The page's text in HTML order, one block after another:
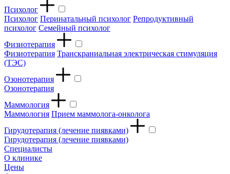
Психолог
Психолог Перинатальный психолог Репродуктивный
психолог Семейный психолог
Физиотерапия
Физиотерапия Транскраниальная электрическая стимуляция
(ТЭС)
Озонотерапия
Озонотерапия
Маммология
Маммология Прием маммолога-онколога
Гирудотерапия (лечение пиявками)
Гирудотерапия (лечение пиявками)
Специалисты
О клинике
Цены